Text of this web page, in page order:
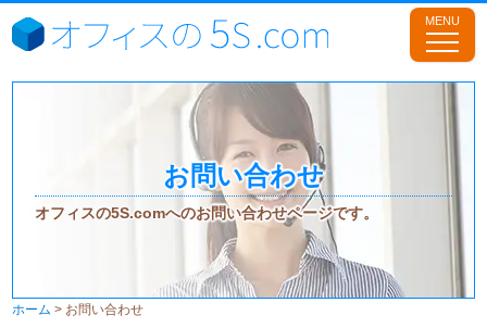
お問い合わせ
オフィスの5S.comへのお問い合わせページです。
ホーム > お問い合わせ